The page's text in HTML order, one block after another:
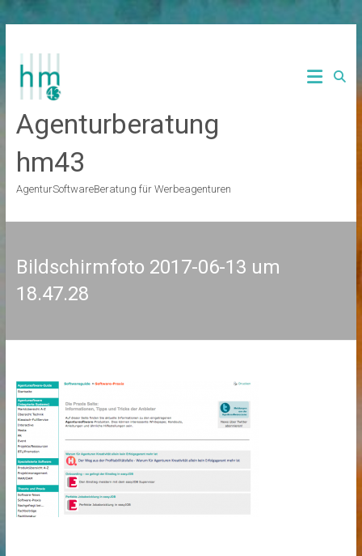
Inhalt
springen
Agenturberatung
hm43
AgenturSoftwareBeratung für Werbeagenturen
Bildschirmfoto 2017-06-13 um
18.47.28